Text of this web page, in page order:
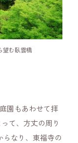
望む臥雲橋
園もあわせて拝
て、方丈の周り
らなり、東福寺の